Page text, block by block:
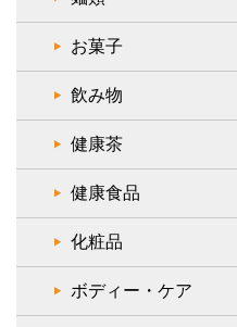
お菓子
飲み物
健康茶
健康食品
化粧品
ボディー・ケア